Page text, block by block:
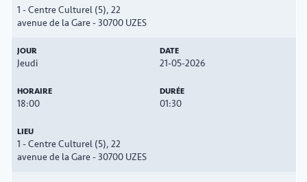
1 - Centre Culturel (5), 22
avenue de la Gare - 30700 UZES
Jeudi 21-05-2026
18:00 01:30
1 - Centre Culturel (5), 22
avenue de la Gare - 30700 UZES